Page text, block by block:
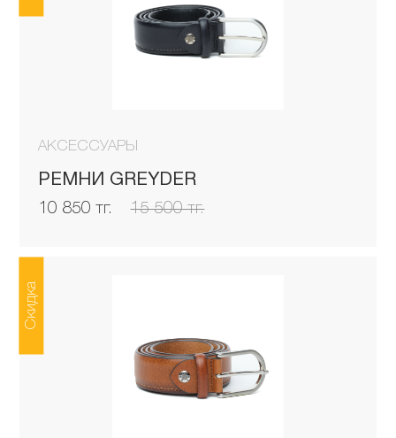
АКСЕССУАРЫ
РЕМНИ GREYDER
10 850 тг. 15 500 тг.
Скидка